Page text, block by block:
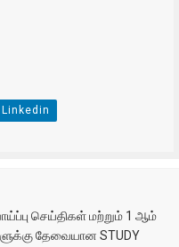
Linkedin
செய்திகள் மற்றும் 1 ஆம்
தேவையான STUDY